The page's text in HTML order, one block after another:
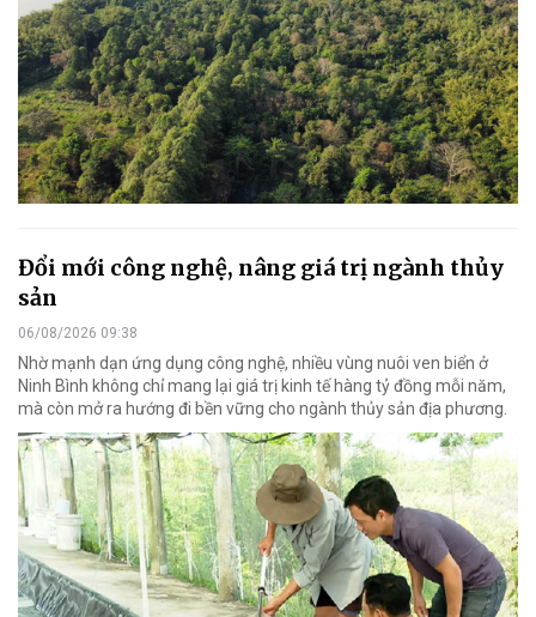
Đổi mới công nghệ, nâng giá trị ngành thủy
sản
06/08/2026 09:38
Nhờ mạnh dạn ứng dụng công nghệ, nhiều vùng nuôi ven biển ở
Ninh Bình không chỉ mang lại giá trị kinh tế hàng tỷ đồng mỗi năm,
mà còn mở ra hướng đi bền vững cho ngành thủy sản địa phương.